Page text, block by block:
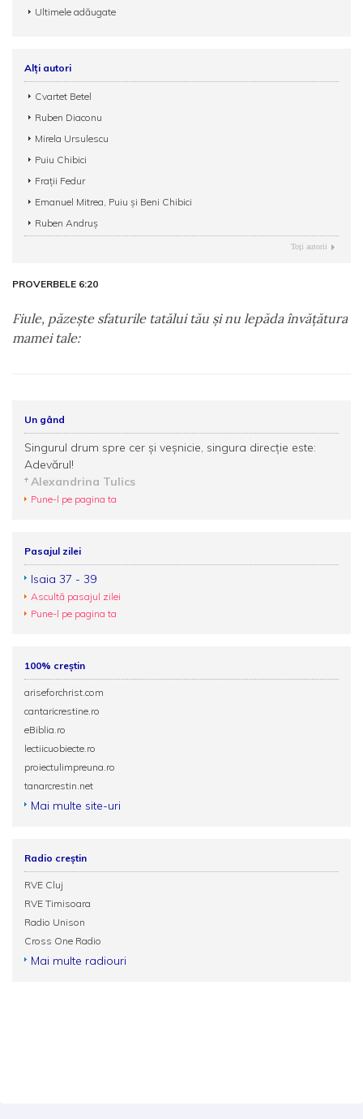
Ultimele adăugate
Alți autori
Cvartet Betel
Ruben Diaconu
Mirela Ursulescu
Puiu Chibici
Fraţii Fedur
Emanuel Mitrea, Puiu și Beni Chibici
Ruben Andruș
Toţi autorii
PROVERBELE 6:20
Fiule, păzeşte sfaturile tatălui tău şi nu lepăda învăţătura
mamei tale:
Un gând
Singurul drum spre cer și veșnicie, singura direcție este:
Adevărul!
Alexandrina Tulics
Pune-l pe pagina ta
Pasajul zilei
Isaia 37 - 39
Ascultă pasajul zilei
Pune-l pe pagina ta
100% creștin
ariseforchrist.com
cantaricrestine.ro
eBiblia.ro
lectiicuobiecte.ro
proiectulimpreuna.ro
tanarcrestin.net
Mai multe site-uri
Radio creștin
RVE Cluj
RVE Timisoara
Radio Unison
Cross One Radio
Mai multe radiouri